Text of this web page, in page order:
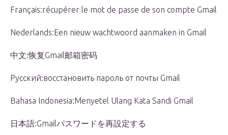
Français:récupérer le mot de passe de son compte Gmail
Nederlands:Een nieuw wachtwoord aanmaken in Gmail
中文:恢复Gmail邮箱密码
Русский:восстановить пароль от почты Gmail
Bahasa Indonesia:Menyetel Ulang Kata Sandi Gmail
日本語:Gmailパスワードを再設定する